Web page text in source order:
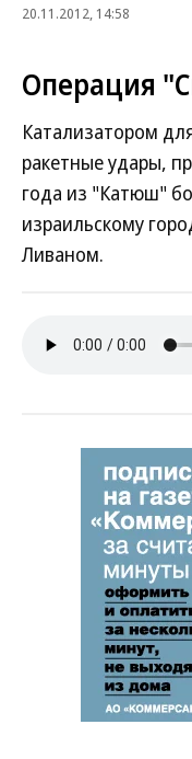
20.11.2012, 14:58
Операция
Катализатором
ракетные удары,
года из "Катюш"
израильскому
Ливаном.